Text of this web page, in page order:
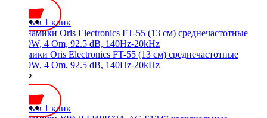
Купить в 1 клик
Динамики Oris Electronics FT-55 (13 см) среднечастотные
90/180W, 4 Om, 92.5 dB, 140Hz-20kHz
3300 ₽
Купить в 1 клик